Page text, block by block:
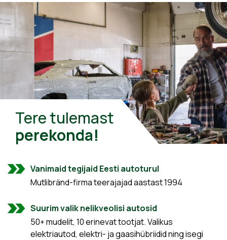
Tere tulemast
perekonda!
Vanimaid tegijaid Eesti autoturul
Mutlibränd-firma teerajajad aastast 1994
Suurim valik nelikveolisi autosid
50+ mudelit, 10 erinevat tootjat. Valikus
elektriautod, elektri- ja gaasihübriidid ning isegi